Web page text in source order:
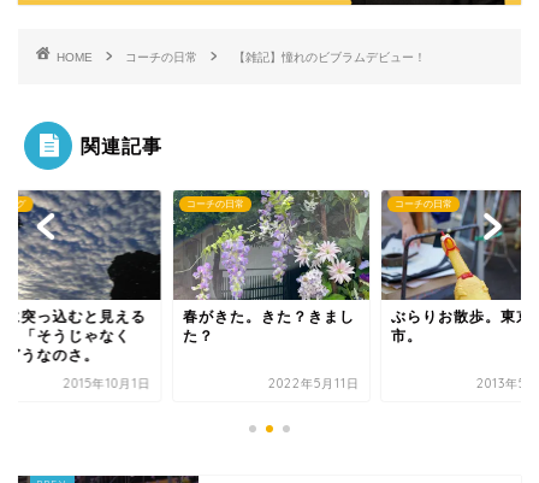
HOME コーチの日常 【雑記】憧れのビブラムデビュー！
関連記事
の日常
きた。きた？きまし
2022年5月11日
コーチの日常
ぶらりお散歩。東京蚤の
市。
2013年5月29日
コーチング
不快に突っ込むと見
こと。「そうじゃな
2015年10